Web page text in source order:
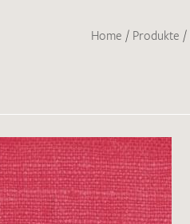
Home / Produkte /